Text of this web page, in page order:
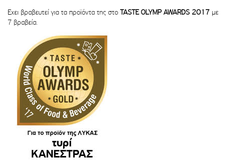
Εχει βραβευτεί για τα προϊόντα της στο TASTE OLYMP AWARDS 2017 με
7 βραβεία.